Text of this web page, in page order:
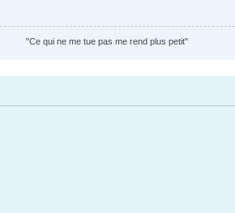
"Ce qui ne me tue pas me rend plus petit"